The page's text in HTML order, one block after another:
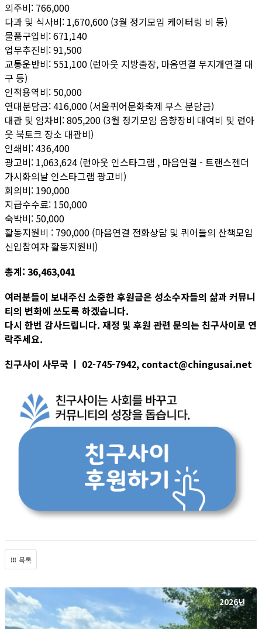
외주비: 766,000
다과 및 식사비: 1,670,600 (3월 정기모임 케이터링 비 등)
물품구입비: 671,140
업무추진비: 91,500
교통운반비: 551,100 (런아웃 지방출장, 마음연결 무지개연결 대
구 등)
인적용역비: 50,000
연대분담금: 416,000 (서울퀴어문화축제 부스 분담금)
대관 및 임차비: 805,200 (3월 정기모임 음향장비 대여비 및 런아
웃 북토크 장소 대관비)
인쇄비: 436,400
광고비: 1,063,624 (런아웃 인스타그램 , 마음연결 - 트랜스젠더
가시화의날 인스타그램 광고비)
회의비: 190,000
지급수수료: 150,000
숙박비: 50,000
활동지원비 : 790,000 (마음연결 전화상담 및 퀴어들의 산책모임
신입참여자 활동지원비)
총계: 36,463,041
여러분들이 보내주신 소중한 후원금은 성소수자들의 삶과 커뮤니
티의 변화에 쓰도록 하겠습니다.
다시 한번 감사드립니다. 재정 및 후원 관련 문의는 친구사이로 연
락주세요.
친구사이 사무국 ㅣ 02-745-7942, contact@chingusai.net
목록
2026년